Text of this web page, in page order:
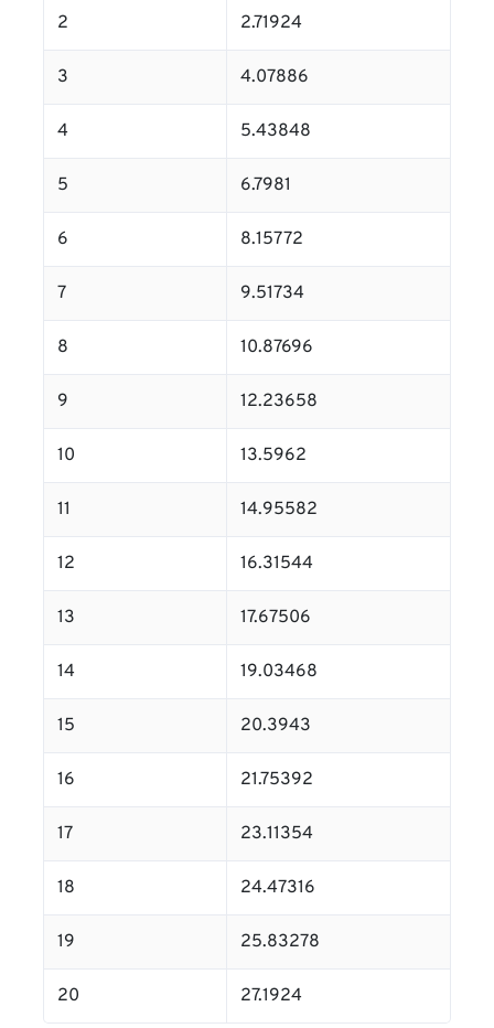
2 2.71924
3 4.07886
4 5.43848
5 6.7981
6 8.15772
7 9.51734
8 10.87696
9 12.23658
10 13.5962
11 14.95582
12 16.31544
13 17.67506
14 19.03468
15 20.3943
16 21.75392
17 23.11354
18 24.47316
19 25.83278
20 27.1924